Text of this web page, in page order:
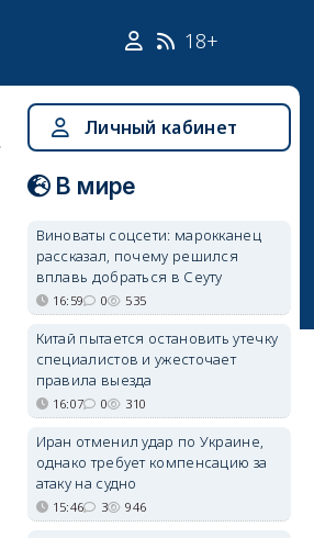
18+
Личный кабинет
В мире
Виноваты соцсети: марокканец
рассказал, почему решился
вплавь добраться в Сеуту
16:59 0 535
Китай пытается остановить утечку
специалистов и ужесточает
правила выезда
16:07 0 310
Иран отменил удар по Украине,
однако требует компенсацию за
атаку на судно
15:46 3 946